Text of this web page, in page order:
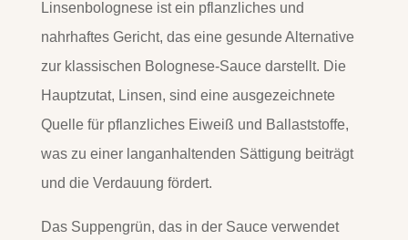
Linsenbolognese ist ein pflanzliches und
nahrhaftes Gericht, das eine gesunde Alternative
zur klassischen Bolognese-Sauce darstellt. Die
Hauptzutat, Linsen, sind eine ausgezeichnete
Quelle für pflanzliches Eiweiß und Ballaststoffe,
was zu einer langanhaltenden Sättigung beiträgt
und die Verdauung fördert.
Das Suppengrün, das in der Sauce verwendet